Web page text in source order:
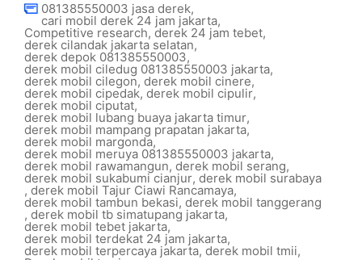
081385550003 jasa derek,
cari mobil derek 24 jam jakarta,
Competitive research, derek 24 jam tebet,
derek cilandak jakarta selatan,
derek depok 081385550003,
derek mobil ciledug 081385550003 jakarta,
derek mobil cilegon, derek mobil cinere,
derek mobil cipedak, derek mobil cipulir,
derek mobil ciputat,
derek mobil lubang buaya jakarta timur,
derek mobil mampang prapatan jakarta,
derek mobil margonda,
derek mobil meruya 081385550003 jakarta,
derek mobil rawamangun, derek mobil serang,
derek mobil sukabumi cianjur, derek mobil surabaya
, derek mobil Tajur Ciawi Rancamaya,
derek mobil tambun bekasi, derek mobil tanggerang
, derek mobil tb simatupang jakarta,
derek mobil tebet jakarta,
derek mobil terdekat 24 jam jakarta,
derek mobil terpercaya jakarta, derek mobil tmii,